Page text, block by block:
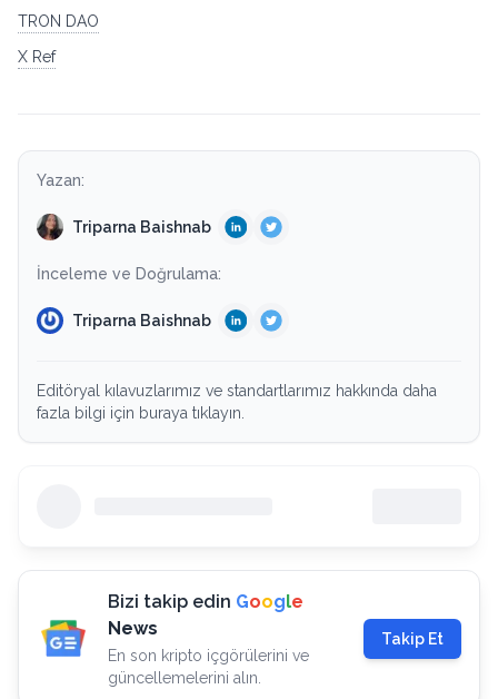
TRON DAO
X Ref
Yazan:
Triparna Baishnab
İnceleme ve Doğrulama:
Triparna Baishnab
Editöryal kılavuzlarımız ve standartlarımız hakkında daha
fazla bilgi için buraya tıklayın.
Bizi takip edin Google
News
En son kripto içgörülerini ve
güncellemelerini alın.
Takip Et